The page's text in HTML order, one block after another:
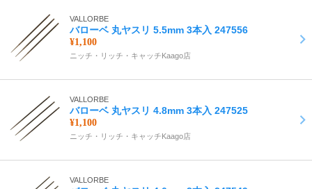
VALLORBE
バローベ 丸ヤスリ 5.5mm 3本入 247556
¥1,100
ニッチ・リッチ・キャッチKaago店
VALLORBE
バローベ 丸ヤスリ 4.8mm 3本入 247525
¥1,100
ニッチ・リッチ・キャッチKaago店
VALLORBE